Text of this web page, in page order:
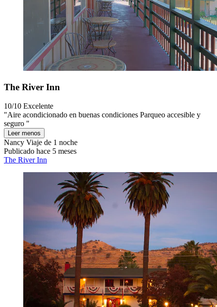
The River Inn
10/10 Excelente
"Aire acondicionado en buenas condiciones Parqueo accesible y
seguro "
Leer menos
Nancy Viaje de 1 noche
Publicado hace 5 meses
The River Inn